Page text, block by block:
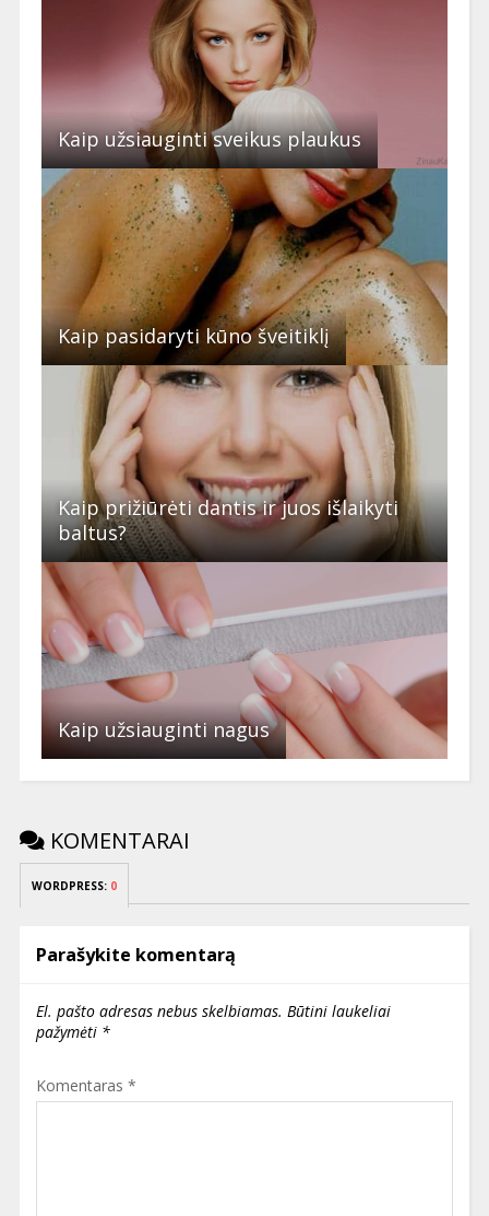
Kaip užsiauginti sveikus plaukus
Kaip pasidaryti kūno šveitiklį
Kaip prižiūrėti dantis ir juos išlaikyti
baltus?
Kaip užsiauginti nagus
KOMENTARAI
WORDPRESS: 0
Parašykite komentarą
El. pašto adresas nebus skelbiamas. Būtini laukeliai
pažymėti *
Komentaras *